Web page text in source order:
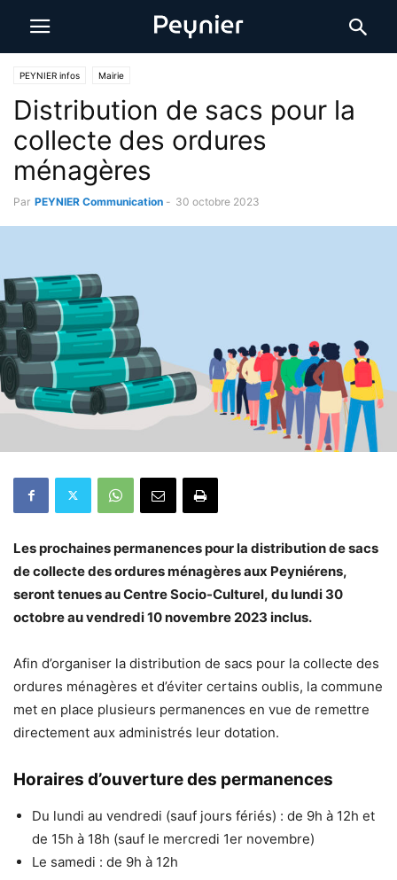
PEYNIER infos Mairie
Distribution de sacs pour la
collecte des ordures
ménagères
Par PEYNIER Communication - 30 octobre 2023
Les prochaines permanences pour la distribution de sacs
de collecte des ordures ménagères aux Peyniérens,
seront tenues au Centre Socio-Culturel, du lundi 30
octobre au vendredi 10 novembre 2023 inclus.
Afin d’organiser la distribution de sacs pour la collecte des
ordures ménagères et d’éviter certains oublis, la commune
met en place plusieurs permanences en vue de remettre
directement aux administrés leur dotation.
Horaires d’ouverture des permanences
Du lundi au vendredi (sauf jours fériés) : de 9h à 12h et
de 15h à 18h (sauf le mercredi 1er novembre)
Le samedi : de 9h à 12h